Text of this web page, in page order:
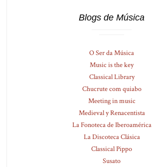
Blogs de Música
O Ser da Música
Music is the key
Classical Library
Chucrute com quiabo
Meeting in music
Medieval y Renacentista
La Fonoteca de Iberoamérica
La Discoteca Clásica
Classical Pippo
Susato